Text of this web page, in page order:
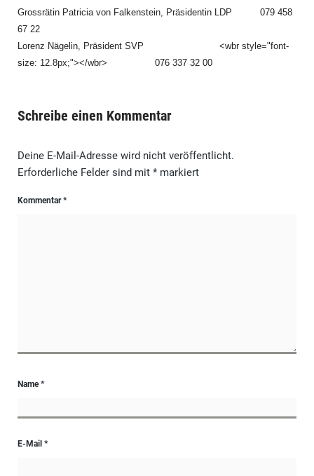
Grossrätin Patricia von Falkenstein, Präsidentin LDP
079 458
67 22
Lorenz Nägelin, Präsident SVP <wbr style="font-
size: 12.8px;"></wbr>
076 337 32 00
Schreibe einen Kommentar
Deine E-Mail-Adresse wird nicht veröffentlicht.
Erforderliche Felder sind mit *markiert
Kommentar*
Name*
E-Mail *